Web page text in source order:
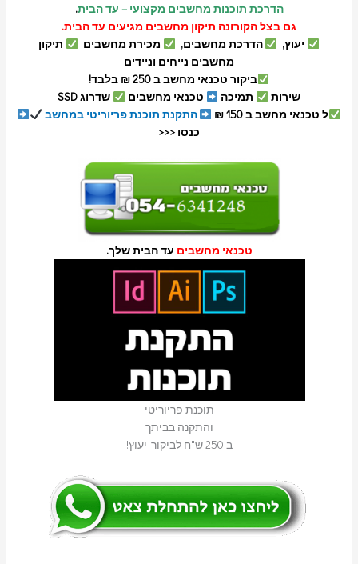
הדרכת תוכנות מחשבים מקצועי – עד הבית.
גם בצל הקורונה תיקון מחשבים מגיעים עד הבית.
יעוץ,
הדרכת מחשבים, מכירת מחשבים
תיקון
מחשבים נייחים וניידים
ביקור טכנאי מחשב ב 250 ₪ בלבד!
שירות
תמיכה טכנאי מחשבים
שדרוג SSD
ל טכנאי מחשב ב 150 ₪
התקנת תוכנת פריוריטי במחשב
כנסו <<<
טכנאי מחשבים עד הבית שלך.
תוכנת פריוריטי
והתקנה בביתך
ב 250 ש"ח לביקור-יעוץ!